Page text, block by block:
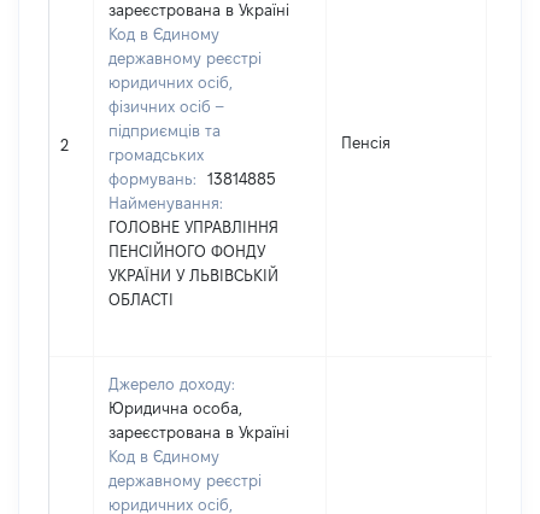
2
зареєстрована в Україні
Код в Єдиному
державному реєстрі
юридичних осіб,
фізичних осіб –
підприємців та
громадських
формувань:
13814885
Найменування:
ГОЛОВНЕ УПРАВЛІННЯ
ПЕНСІЙНОГО ФОНДУ
УКРАЇНИ У ЛЬВІВСЬКІЙ
ОБЛАСТІ
Пенсія
Джерело доходу:
Юридична особа,
зареєстрована в Україні
Код в Єдиному
державному реєстрі
юридичних осіб,